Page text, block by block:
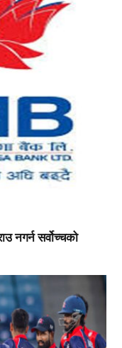
नगर्न सर्वोच्चको